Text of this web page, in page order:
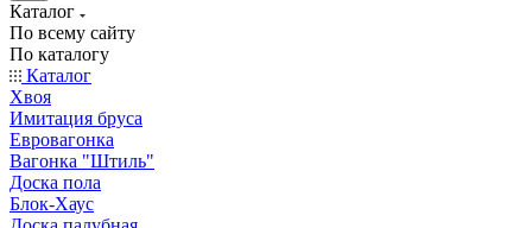
Каталог
По всему сайту
По каталогу
Каталог
Хвоя
Имитация бруса
Евровагонка
Вагонка "Штиль"
Доска пола
Блок-Хаус